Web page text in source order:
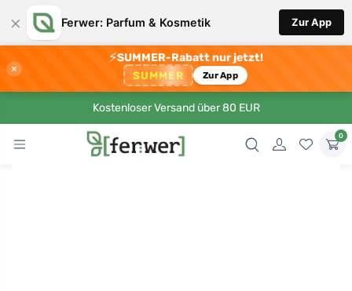
× Ferwer: Parfum & Kosmetik Zur App
×
⚡SUMMER-Rabatt nur jetzt!
SUMMER Zur App
Kostenloser Versand über 80 EUR
0